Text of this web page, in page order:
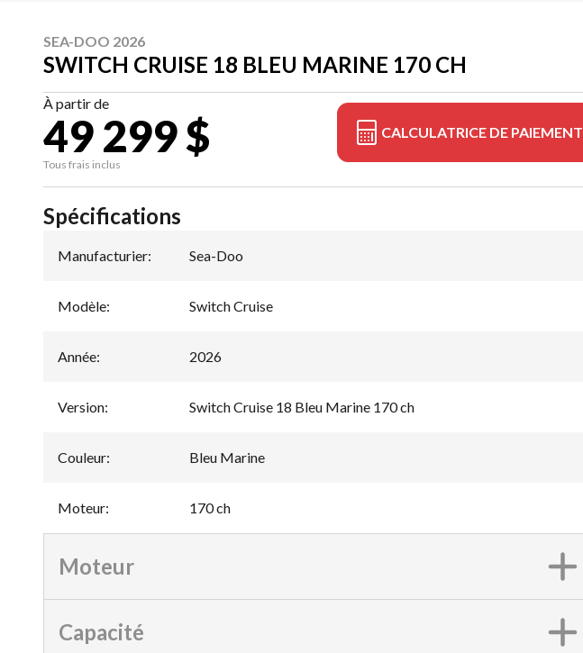
SEA-DOO 2026
SWITCH CRUISE 18 BLEU MARINE 170 CH
À partir de
49 299 $
Tous frais inclus
CALCULATRICE DE PAIEMENT
Spécifications
Manufacturier: Sea-Doo
Modèle: Switch Cruise
Année: 2026
Version: Switch Cruise 18 Bleu Marine 170 ch
Couleur: Bleu Marine
Moteur: 170 ch
Moteur
Capacité